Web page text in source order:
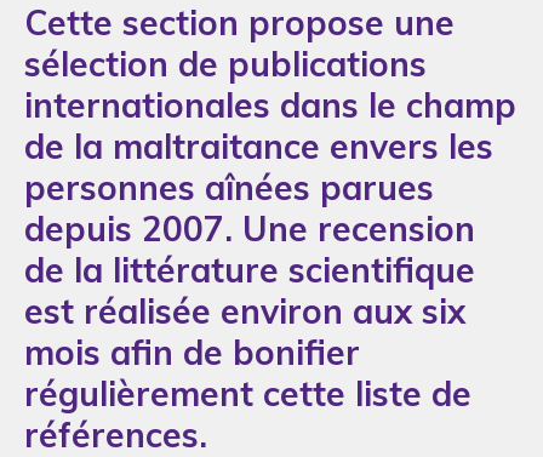
Cette section propose une
sélection de publications
internationales dans le champ
de la maltraitance envers les
personnes aînées parues
depuis 2007. Une recension
de la littérature scientifique
est réalisée environ aux six
mois afin de bonifier
régulièrement cette liste de
références.